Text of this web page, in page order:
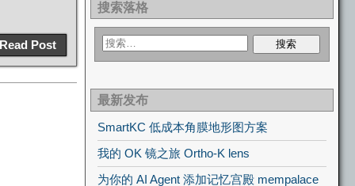
Read Post
搜索落格
最新发布
SmartKC 低成本角膜地形图方案
我的 OK 镜之旅 Ortho-K lens
为你的 AI Agent 添加记忆宫殿 mempalace